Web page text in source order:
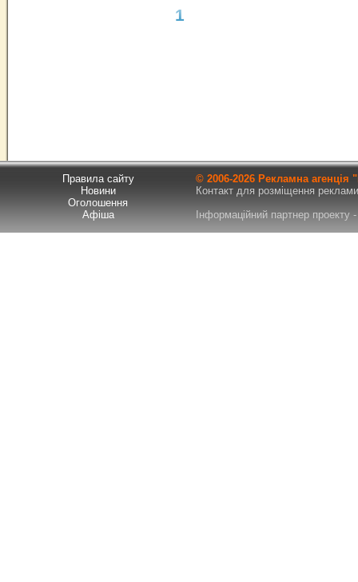
1
Правила сайту
Новини
Оголошення
Афіша
© 2006-2026 Рекламна
Контакт для розміщення
Інформаційний партнер проекту